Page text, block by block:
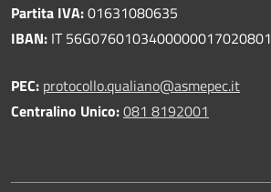
Partita IVA:01631080635
IBAN: IT 56G0760103400000017020801
PEC: protocollo.qualiano@asmepec.it
Centralino Unico:081 8192001